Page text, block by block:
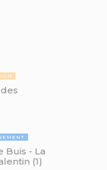
Buis - La
(1)